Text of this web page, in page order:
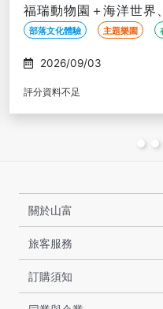
福瑞動物園＋海洋世界
摩、夜遊湄南河、無購物
部落文化體驗 主題樂園
2026/09/03
評分資料不足
關於山富
旅客服務
訂購須知